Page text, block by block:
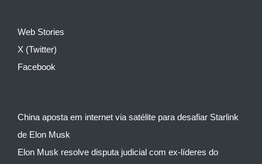
Web Stories
X (Twitter)
Facebook
China aposta em internet via satélite para desafiar Starlink
de Elon Musk
Elon Musk resolve disputa judicial com ex-líderes do